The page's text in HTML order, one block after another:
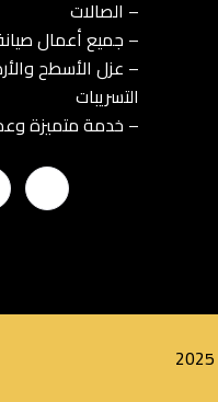
– الصالات
– جميع أعمال
– عزل الأسطح
التسريبات
– خدمة متميزة